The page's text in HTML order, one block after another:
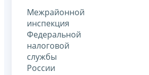
Межрайонной
инспекция
Федеральной
налоговой
службы
России